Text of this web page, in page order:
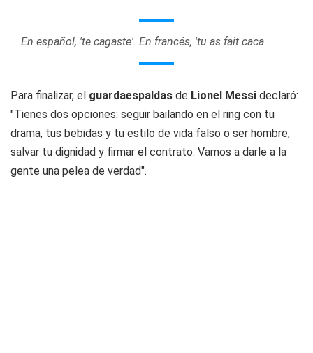
En español, 'te cagaste'. En francés, 'tu as fait caca.
Para finalizar, el guardaespaldas de Lionel Messi declaró:
"Tienes dos opciones: seguir bailando en el ring con tu
drama, tus bebidas y tu estilo de vida falso o ser hombre,
salvar tu dignidad y firmar el contrato. Vamos a darle a la
gente una pelea de verdad".